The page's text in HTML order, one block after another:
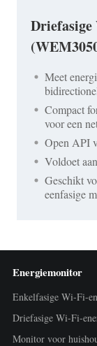
Meet
Compact
voor een
Open API
Voldoet
Geschikt
eenfasige
Energiemonitor
Enkelfasige Wi-Fi-
Driefasige Wi-Fi-
Monitor voor